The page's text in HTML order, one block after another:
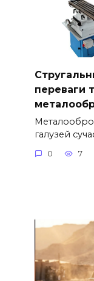
переваги
галузей
0 7